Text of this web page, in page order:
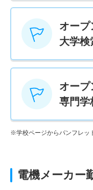
オープ
大学検
オープ
専門学
※学校ページからパンフレッ
電機メーカー